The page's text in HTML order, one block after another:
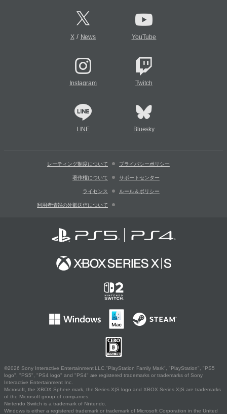
X/ News YouTube
Instagram Twitch
LINE Bluesky
レーティング制度について プライバシーポリシー
著作権について サポートセンター
ライセンス ルール＆ポリシー
利用者情報の外部送信について
©2026 Sony Interactive Entertainment LLC."PlayStation Family Mark", "PlayStation", "PS5
logo", "PS5", "PS4 logo" and "PS4" are registered trademarks or trademarks of Sony
Interactive Entertainment Inc.
Microsoft, the XBOX Sphere mark, the Series X|S logo and XBOX Series X|S are trademarks
of the Microsoft group of companies.
Nintendo Switch is a trademark of Nintendo.
Windows is either a registered trademark or trademark of Microsoft Corporation in the United